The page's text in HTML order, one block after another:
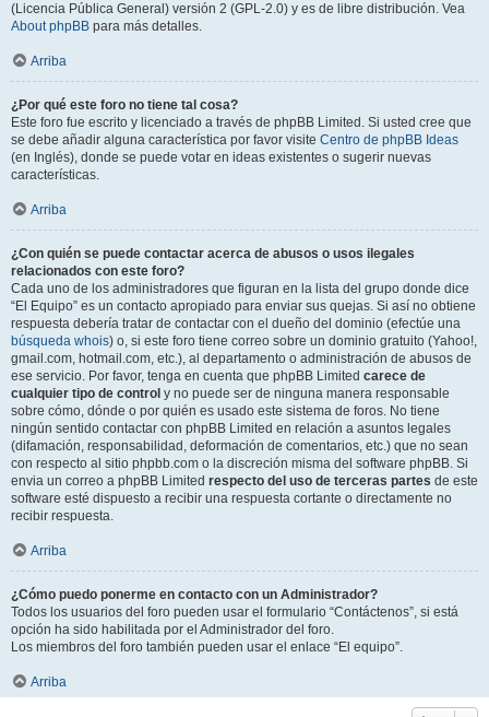
(Licencia Pública General) versión 2 (GPL-2.0) y es de libre distribución. Vea
About phpBB para más detalles.
Arriba
¿Por qué este foro no tiene tal cosa?
Este foro fue escrito y licenciado a través de phpBB Limited. Si usted cree que
se debe añadir alguna característica por favor visite Centro de phpBB Ideas
(en Inglés), donde se puede votar en ideas existentes o sugerir nuevas
características.
Arriba
¿Con quién se puede contactar acerca de abusos o usos ilegales
relacionados con este foro?
Cada uno de los administradores que figuran en la lista del grupo donde dice
“El Equipo” es un contacto apropiado para enviar sus quejas. Si así no obtiene
respuesta debería tratar de contactar con el dueño del dominio (efectúe una
búsqueda whois) o, si este foro tiene correo sobre un dominio gratuito (Yahoo!,
gmail.com, hotmail.com, etc.), al departamento o administración de abusos de
ese servicio. Por favor, tenga en cuenta que phpBB Limited carece de
cualquier tipo de control y no puede ser de ninguna manera responsable
sobre cómo, dónde o por quién es usado este sistema de foros. No tiene
ningún sentido contactar con phpBB Limited en relación a asuntos legales
(difamación, responsabilidad, deformación de comentarios, etc.) que no sean
con respecto al sitio phpbb.com o la discreción misma del software phpBB. Si
envia un correo a phpBB Limited respecto del uso de terceras partes de este
software esté dispuesto a recibir una respuesta cortante o directamente no
recibir respuesta.
Arriba
¿Cómo puedo ponerme en contacto con un Administrador?
Todos los usuarios del foro pueden usar el formulario “Contáctenos”, si está
opción ha sido habilitada por el Administrador del foro.
Los miembros del foro también pueden usar el enlace “El equipo”.
Arriba